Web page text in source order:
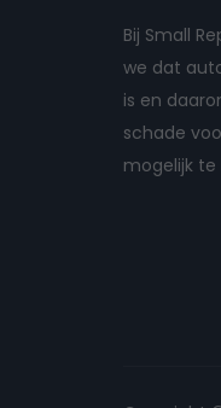
Bij Small
we dat
is en
schade
mogelijk te